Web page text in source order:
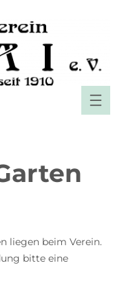
liegen beim Verein.
bitte eine